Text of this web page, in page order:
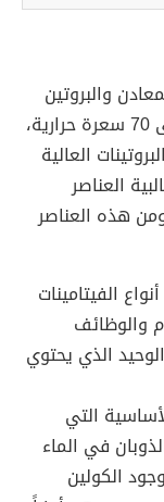
والبروتين
عالي الجودة، وتحتوي البيضه الواحدة على 70 سعرة حرارية،
العالية
العناصر
هذه العناصر
الفيتامينات
والوظائف
الذي يحتوي
التي
في الماء
الكولين